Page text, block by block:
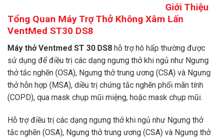
Giới Thiệu
Tổng Quan Máy Trợ Thở Không Xâm Lấn
VentMed ST30 DS8
Máy thở Ventmed ST 30 DS8 hỗ trợ hô hấp thường được
sử dụng để điều trị các dạng ngưng thở khi ngủ như Ngưng
thở tắc nghẽn (OSA), Ngưng thở trung ương (CSA) và Ngưng
thở hỗn hợp (MSA), diều trị chứng tắc nghẽn phổi mãn tính
(COPD), qua mask chụp mũi miệng, hoặc mask chụp mũi.
Hỗ trợ điều trị các dạng ngưng thở khi ngủ như Ngưng thở
tắc nghẽn (OSA), Ngưng thở trung ương (CSA) và Ngưng thở